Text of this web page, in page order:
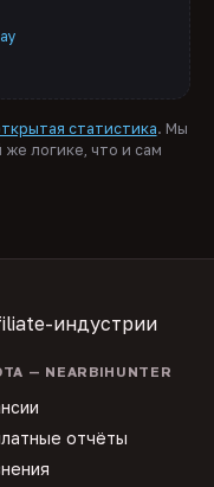
статистика. Мы
логике, что и сам
индустрии
— NEARBIHUNTER
отчёты